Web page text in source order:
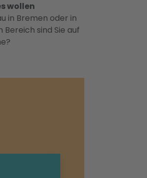
wollen
in Bremen oder in
Bereich sind Sie auf